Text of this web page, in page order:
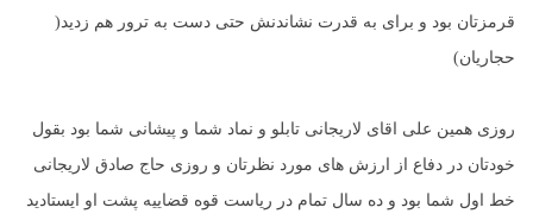
قرمزتان بود و برای به قدرت نشاندنش حتی دست به ترور هم زدید(
حجاریان)
روزی همین علی اقای لاریجانی تابلو و نماد شما و پیشانی شما بود بقول
خودتان در دفاع از ارزش های مورد نظرتان و روزی حاج صادق لاریجانی
خط اول شما بود و ده سال تمام در ریاست قوه قضاییه پشت او ایستادید